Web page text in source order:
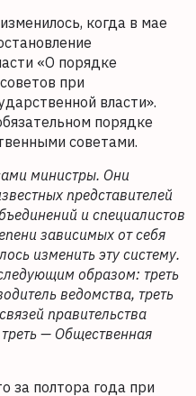
когда в мае
«О порядке
при
власти».
порядке
советами.
министры. Они
представителей
и специалистов
зависимых от себя
изменить эту систему.
образом: треть
ведомства, треть
правительства
— Общественная
за полтора года при